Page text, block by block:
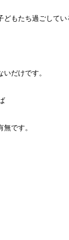
どもたち過ごしてい
だけです。
です。